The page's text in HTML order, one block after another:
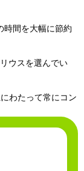
時間を大幅に節約
ウスを選んでい
わたって常にコン